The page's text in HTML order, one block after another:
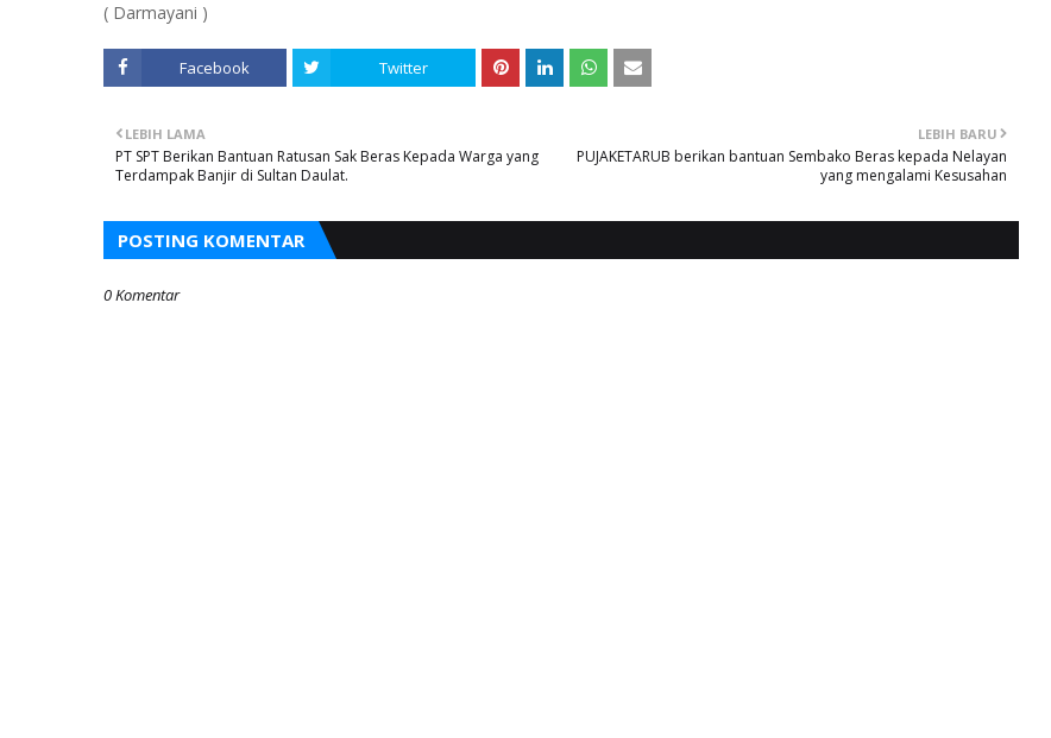
( Darmayani )
Facebook Twitter
LEBIH BARU
PUJAKETARUB berikan bantuan Sembako Beras kepada Nelayan
yang mengalami Kesusahan
LEBIH LAMA
PT SPT Berikan Bantuan Ratusan Sak Beras Kepada Warga yang
Terdampak Banjir di Sultan Daulat.
POSTING KOMENTAR
0 Komentar